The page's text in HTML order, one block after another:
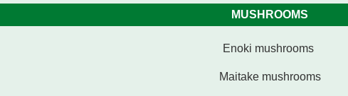
MUSHROOMS
Enoki mushrooms
Maitake mushrooms